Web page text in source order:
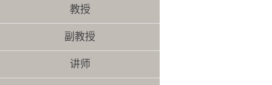
教授
副教授
讲师